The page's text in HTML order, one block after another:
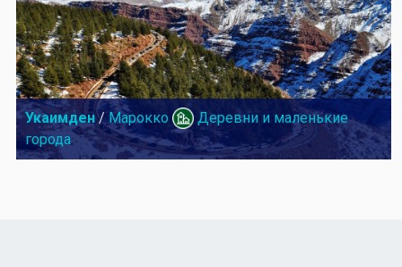
Укаимден/ Марокко
Деревни и маленькие
города